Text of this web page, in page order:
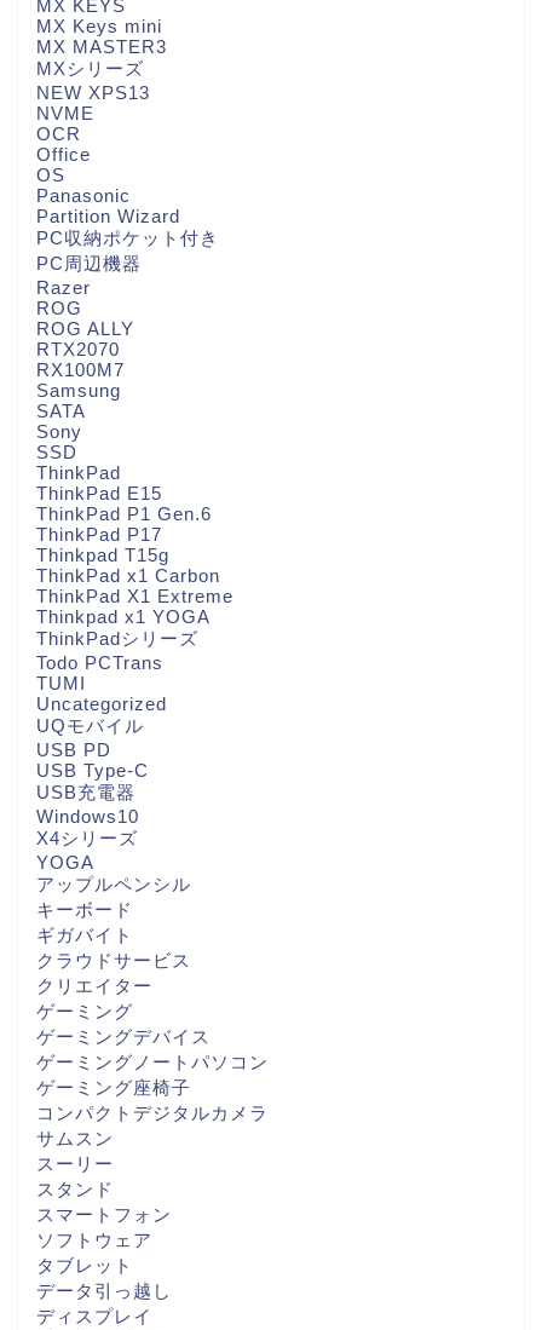
MX KEYS
MX Keys mini
MX MASTER3
MXシリーズ
NEW XPS13
NVME
OCR
Office
OS
Panasonic
Partition Wizard
PC収納ポケット付き
PC周辺機器
Razer
ROG
ROG ALLY
RTX2070
RX100M7
Samsung
SATA
Sony
SSD
ThinkPad
ThinkPad E15
ThinkPad P1 Gen.6
ThinkPad P17
Thinkpad T15g
ThinkPad x1 Carbon
ThinkPad X1 Extreme
Thinkpad x1 YOGA
ThinkPadシリーズ
Todo PCTrans
TUMI
Uncategorized
UQモバイル
USB PD
USB Type-C
USB充電器
Windows10
X4シリーズ
YOGA
アップルペンシル
キーボード
ギガバイト
クラウドサービス
クリエイター
ゲーミング
ゲーミングデバイス
ゲーミングノートパソコン
ゲーミング座椅子
コンパクトデジタルカメラ
サムスン
スーリー
スタンド
スマートフォン
ソフトウェア
タブレット
データ引っ越し
ディスプレイ